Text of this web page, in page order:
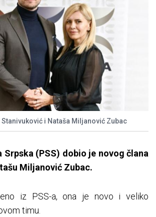
Stanivuković i Nataša Miljanović Zubac
Srpska (PSS) dobio je novog člana
Miljanović Zubac.
iz PSS-a, ona je novo i veliko
timu.